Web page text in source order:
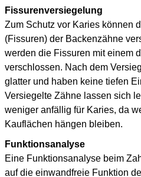
Fissurenversiegelung
Zum Schutz vor Karies können
(Fissuren) der Backenzähne
werden die Fissuren mit einem
verschlossen. Nach dem
glatter und haben keine tiefen
Versiegelte Zähne lassen sich
weniger anfällig für Karies, da
Kauflächen hängen bleiben.
Funktionsanalyse
Eine Funktionsanalyse beim
auf die einwandfreie Funktion